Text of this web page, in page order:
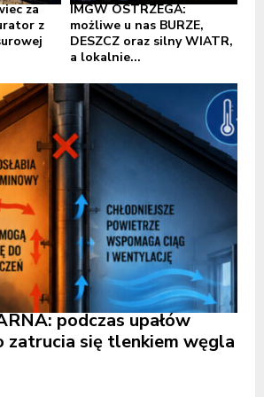
za
z
IMGW OSTRZEGA:
możliwe u nas BURZE,
DESZCZ oraz silny WIATR,
a lokalnie...
podczas upałów
zatrucia się tlenkiem węgla